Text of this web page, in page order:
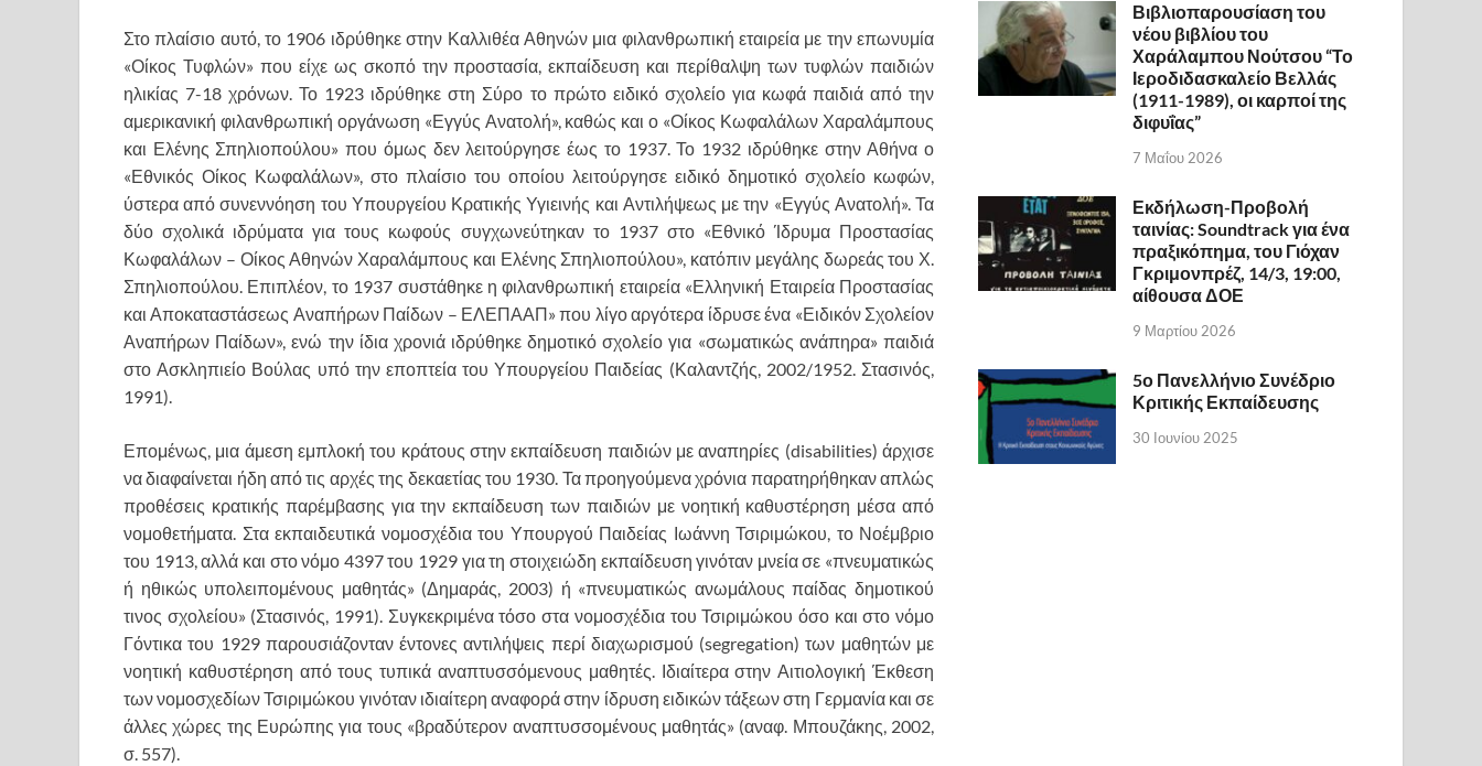
Στο πλαίσιο αυτό, το 1906 ιδρύθηκε στην Καλλιθέα Αθηνών μια φιλανθρωπική εταιρεία με την επωνυμία
«Οίκος Τυφλών» που είχε ως σκοπό την προστασία, εκπαίδευση και περίθαλψη των τυφλών παιδιών
ηλικίας 7-18 χρόνων. Το 1923 ιδρύθηκε στη Σύρο το πρώτο ειδικό σχολείο για κωφά παιδιά από την
αμερικανική φιλανθρωπική οργάνωση «Εγγύς Ανατολή», καθώς και ο «Οίκος Κωφαλάλων Χαραλάμπους
και Ελένης Σπηλιοπούλου» που όμως δεν λειτούργησε έως το 1937. Το 1932 ιδρύθηκε στην Αθήνα ο
«Εθνικός Οίκος Κωφαλάλων», στο πλαίσιο του οποίου λειτούργησε ειδικό δημοτικό σχολείο κωφών,
ύστερα από συνεννόηση του Υπουργείου Κρατικής Υγιεινής και Αντιλήψεως με την «Εγγύς Ανατολή». Τα
δύο σχολικά ιδρύματα για τους κωφούς συγχωνεύτηκαν το 1937 στο «Εθνικό Ίδρυμα Προστασίας
Κωφαλάλων – Οίκος Αθηνών Χαραλάμπους και Ελένης Σπηλιοπούλου», κατόπιν μεγάλης δωρεάς του Χ.
Σπηλιοπούλου. Επιπλέον, το 1937 συστάθηκε η φιλανθρωπική εταιρεία «Ελληνική Εταιρεία Προστασίας
και Αποκαταστάσεως Αναπήρων Παίδων – ΕΛΕΠΑΑΠ» που λίγο αργότερα ίδρυσε ένα «Ειδικόν Σχολείον
Αναπήρων Παίδων», ενώ την ίδια χρονιά ιδρύθηκε δημοτικό σχολείο για «σωματικώς ανάπηρα» παιδιά
στο Ασκληπιείο Βούλας υπό την εποπτεία του Υπουργείου Παιδείας (Καλαντζής, 2002/1952. Στασινός,
1991).
Επομένως, μια άμεση εμπλοκή του κράτους στην εκπαίδευση παιδιών με αναπηρίες (disabilities) άρχισε
να διαφαίνεται ήδη από τις αρχές της δεκαετίας του 1930. Τα προηγούμενα χρόνια παρατηρήθηκαν απλώς
προθέσεις κρατικής παρέμβασης για την εκπαίδευση των παιδιών με νοητική καθυστέρηση μέσα από
νομοθετήματα. Στα εκπαιδευτικά νομοσχέδια του Υπουργού Παιδείας Ιωάννη Τσιριμώκου, το Νοέμβριο
του 1913, αλλά και στο νόμο 4397 του 1929 για τη στοιχειώδη εκπαίδευση γινόταν μνεία σε «πνευματικώς
ή ηθικώς υπολειπομένους μαθητάς» (Δημαράς, 2003) ή «πνευματικώς ανωμάλους παίδας δημοτικού
τινος σχολείου» (Στασινός, 1991). Συγκεκριμένα τόσο στα νομοσχέδια του Τσιριμώκου όσο και στο νόμο
Γόντικα του 1929 παρουσιάζονταν έντονες αντιλήψεις περί διαχωρισμού (segregation) των μαθητών με
νοητική καθυστέρηση από τους τυπικά αναπτυσσόμενους μαθητές. Ιδιαίτερα στην Αιτιολογική Έκθεση
των νομοσχεδίων Τσιριμώκου γινόταν ιδιαίτερη αναφορά στην ίδρυση ειδικών τάξεων στη Γερμανία και σε
άλλες χώρες της Ευρώπης για τους «βραδύτερον αναπτυσσομένους μαθητάς» (αναφ. Μπουζάκης, 2002,
σ. 557).
Βιβλιοπαρουσίαση του
νέου βιβλίου του
Χαράλαμπου Νούτσου “Το
Ιεροδιδασκαλείο Βελλάς
(1911-1989), οι καρποί της
διφυΐας”
7 Μαΐου 2026
Εκδήλωση-Προβολή
ταινίας: Soundtrack για ένα
πραξικόπημα, του Γιόχαν
Γκριμονπρέζ, 14/3, 19:00,
αίθουσα ΔΟΕ
9 Μαρτίου 2026
5ο Πανελλήνιο Συνέδριο
Κριτικής Εκπαίδευσης
30 Ιουνίου 2025